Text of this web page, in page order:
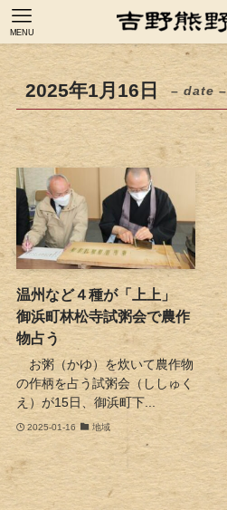
MENU
2025年1月16日 – date –
温州など４種が「上上」
御浜町林松寺試粥会で農作
物占う
お粥（かゆ）を炊いて農作物
の作柄を占う試粥会（ししゅく
え）が15日、御浜町下...
2025-01-16 地域